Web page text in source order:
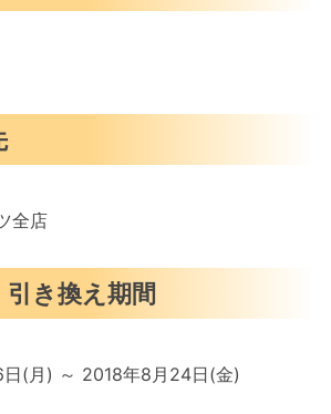
全店
引き換え期間
(月) ～ 2018年8月24日(金)